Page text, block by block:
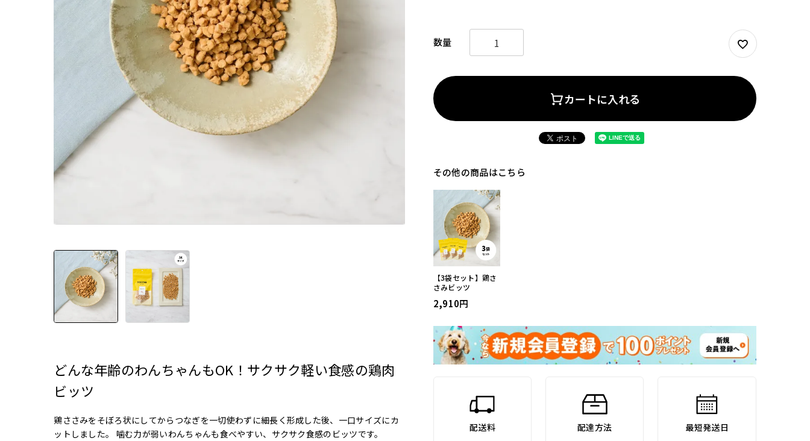
どんな年齢のわんちゃんもOK！サクサク軽い食感の鶏肉
ビッツ
鶏ささみをそぼろ状にしてからつなぎを一切使わずに細長く形成した後、一口サイズにカ
ットしました。 噛む力が弱いわんちゃんも食べやすい、サクサク食感のビッツです。
カートに入れる
その他の商品はこちら
【3袋セット】鶏さ
さみビッツ
2,910
配送料 配達方法 最短発送日